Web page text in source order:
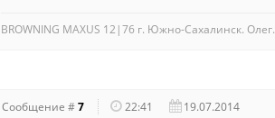
BROWNING MAXUS 12|76 г. Южно-Сахалинск. Олег.
Сообщение #7 22:41 19.07.2014